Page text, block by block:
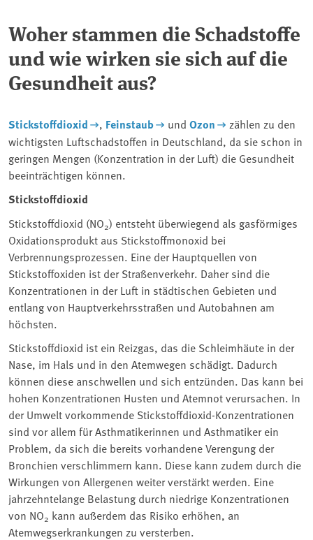
Woher stammen die Schadstoffe
und wie wirken sie sich auf die
Gesundheit aus?
Stickstoffdioxid , Feinstaub und Ozon
zählen zu den
wichtigsten Luftschadstoffen in Deutschland, da sie schon in
geringen Mengen (Konzentration in der Luft) die Gesundheit
beeinträchtigen können.
Stickstoffdioxid
Stickstoffdioxid (NO2) entsteht überwiegend als gasförmiges
Oxidationsprodukt aus Stickstoffmonoxid bei
Verbrennungsprozessen. Eine der Hauptquellen von
Stickstoffoxiden ist der Straßenverkehr. Daher sind die
Konzentrationen in der Luft in städtischen Gebieten und
entlang von Hauptverkehrsstraßen und Autobahnen am
höchsten.
Stickstoffdioxid ist ein Reizgas, das die Schleimhäute in der
Nase, im Hals und in den Atemwegen schädigt. Dadurch
können diese anschwellen und sich entzünden. Das kann bei
hohen Konzentrationen Husten und Atemnot verursachen. In
der Umwelt vorkommende Stickstoffdioxid-Konzentrationen
sind vor allem für Asthmatikerinnen und Asthmatiker ein
Problem, da sich die bereits vorhandene Verengung der
Bronchien verschlimmern kann. Diese kann zudem durch die
Wirkungen von Allergenen weiter verstärkt werden. Eine
jahrzehntelange Belastung durch niedrige Konzentrationen
von NO2 kann außerdem das Risiko erhöhen, an
Atemwegserkrankungen zu versterben.